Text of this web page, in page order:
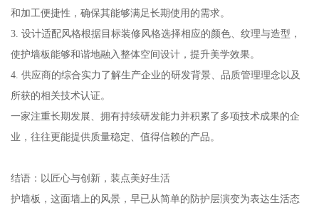
和加工便捷性，确保其能够满足长期使用的需求。
3. 设计适配风格根据目标装修风格选择相应的颜色、纹理与造型，
使护墙板能够和谐地融入整体空间设计，提升美学效果。
4. 供应商的综合实力了解生产企业的研发背景、品质管理理念以及
所获的相关技术认证。
一家注重长期发展、拥有持续研发能力并积累了多项技术成果的企
业，往往更能提供质量稳定、值得信赖的产品。
结语：以匠心与创新，装点美好生活
护墙板，这面墙上的风景，早已从简单的防护层演变为表达生活态